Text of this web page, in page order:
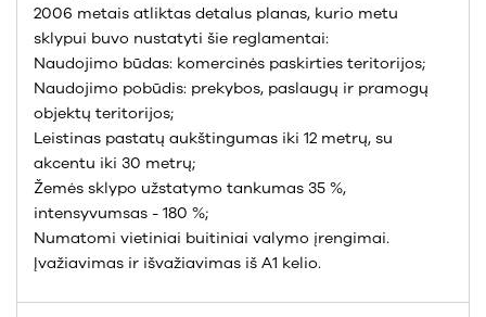
2006 metais atliktas detalus planas, kurio metu
sklypui buvo nustatyti šie reglamentai:
Naudojimo būdas: komercinės paskirties teritorijos;
Naudojimo pobūdis: prekybos, paslaugų ir pramogų
objektų teritorijos;
Leistinas pastatų aukštingumas iki 12 metrų, su
akcentu iki 30 metrų;
Žemės sklypo užstatymo tankumas 35 %,
intensyvumsas - 180 %;
Numatomi vietiniai buitiniai valymo įrengimai.
Įvažiavimas ir išvažiavimas iš A1 kelio.